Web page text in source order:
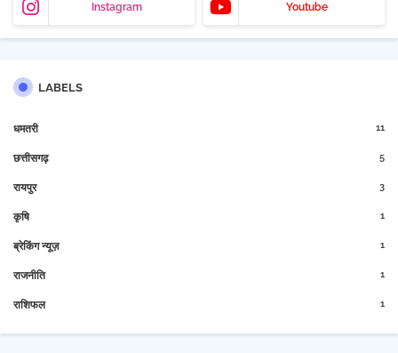
Instagram Youtube
LABELS
धमतरी 11
छत्तीसगढ़ 5
रायपुर 3
कृषि 1
ब्रेकिंग न्यूज़ 1
राजनीति 1
राशिफल 1